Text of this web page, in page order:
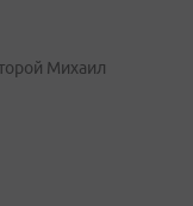
Михаил